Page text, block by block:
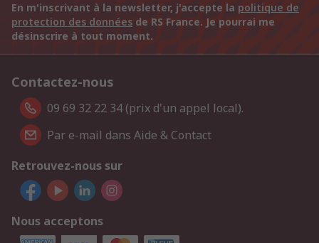
En m'inscrivant à la newsletter, j'accepte la politique de
protection des données de RS France. Je pourrai me
désinscrire à tout moment.
Contactez-nous
09 69 32 22 34 (prix d'un appel local).
Par e-mail dans Aide & Contact
Retrouvez-nous sur
Nous acceptons